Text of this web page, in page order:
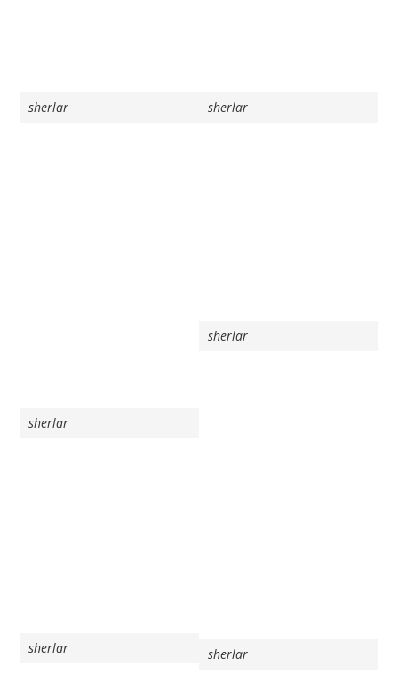
sherlar sherlar
sherlar
sherlar
sherlar sherlar